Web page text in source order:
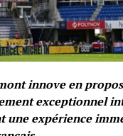
innove en
exceptionnel
une expérience